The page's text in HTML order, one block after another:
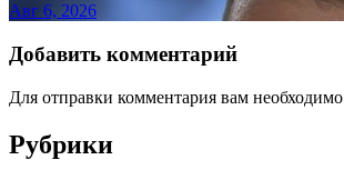
Авг 6, 2026
Добавить комментарий
Для отправки комментария вам необходимо
Рубрики